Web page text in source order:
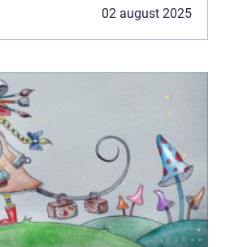
02 august 2025